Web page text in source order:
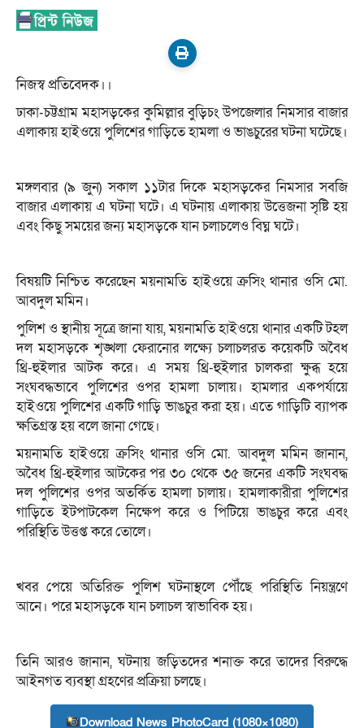
নিজস্ব প্রতিবেদক।।
ঢাকা-চট্টগ্রাম মহাসড়কের কুমিল্লার বুড়িচং উপজেলার নিমসার বাজার
এলাকায় হাইওয়ে পুলিশের গাড়িতে হামলা ও ভাঙচুরের ঘটনা ঘটেছে।
মঙ্গলবার (৯ জুন) সকাল ১১টার দিকে মহাসড়কের নিমসার সবজি
বাজার এলাকায় এ ঘটনা ঘটে। এ ঘটনায় এলাকায় উত্তেজনা সৃষ্টি হয়
এবং কিছু সময়ের জন্য মহাসড়কে যান চলাচলেও বিঘ্ন ঘটে।
বিষয়টি নিশ্চিত করেছেন ময়নামতি হাইওয়ে ক্রসিং থানার ওসি মো.
আবদুল মমিন।
পুলিশ ও স্থানীয় সূত্রে জানা যায়, ময়নামতি হাইওয়ে থানার একটি টহল
দল মহাসড়কে শৃঙ্খলা ফেরানোর লক্ষ্যে চলাচলরত কয়েকটি অবৈধ
থ্রি-হুইলার আটক করে। এ সময় থ্রি-হুইলার চালকরা ক্ষুব্ধ হয়ে
সংঘবদ্ধভাবে পুলিশের ওপর হামলা চালায়। হামলার একপর্যায়ে
হাইওয়ে পুলিশের একটি গাড়ি ভাঙচুর করা হয়। এতে গাড়িটি ব্যাপক
ক্ষতিগ্রস্ত হয় বলে জানা গেছে।
ময়নামতি হাইওয়ে ক্রসিং থানার ওসি মো. আবদুল মমিন জানান,
অবৈধ থ্রি-হুইলার আটকের পর ৩০ থেকে ৩৫ জনের একটি সংঘবদ্ধ
দল পুলিশের ওপর অতর্কিত হামলা চালায়। হামলাকারীরা পুলিশের
গাড়িতে ইটপাটকেল নিক্ষেপ করে ও পিটিয়ে ভাঙচুর করে এবং
পরিস্থিতি উত্তপ্ত করে তোলে।
খবর পেয়ে অতিরিক্ত পুলিশ ঘটনাস্থলে পৌঁছে পরিস্থিতি নিয়ন্ত্রণে
আনে। পরে মহাসড়কে যান চলাচল স্বাভাবিক হয়।
তিনি আরও জানান, ঘটনায় জড়িতদের শনাক্ত করে তাদের বিরুদ্ধে
আইনগত ব্যবস্থা গ্রহণের প্রক্রিয়া চলছে।
Download News PhotoCard (1080×1080)